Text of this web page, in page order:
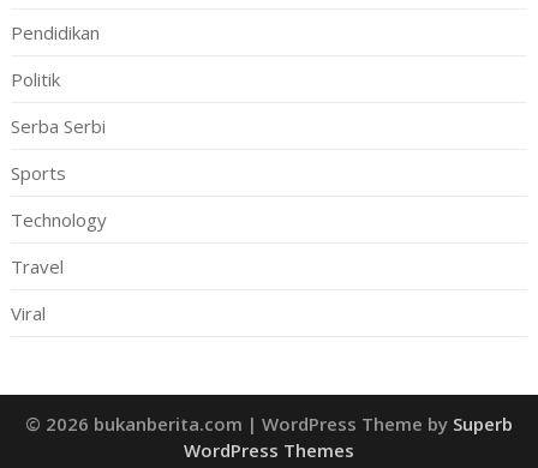
Pendidikan
Politik
Serba Serbi
Sports
Technology
Travel
Viral
© 2026 bukanberita.com | WordPress Theme by Superb
WordPress Themes